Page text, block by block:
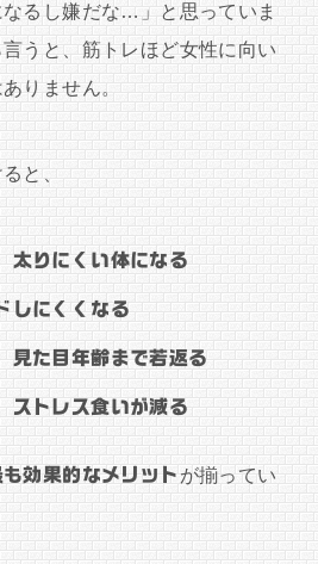
なるし嫌だな…」と思っていま
うと、筋トレほど女性に向い
りません。
と、
太りにくい体になる
しにくくなる
見た目年齢まで若返る
ストレス食いが減る
効果的なメリットが揃ってい